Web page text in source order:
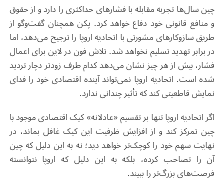
چین سال‌ها تجربه مقابله با فشارهای حداکثری را دارد و از حقوق
و منافع قانونی خود دفاع خواهد کرد. پکن همچنان گفت‌وگو از
طریق سازوکارهای مشورتی با اتحادیه اروپا را ترجیح می‌دهد، اما
در برابر تهدید تسلیم نخواهد شد. تلاش فون در لاین برای اعمال
فشار، بیش از هر چیز نشان می‌دهد کدام طرف زودتر دچار تردید
شده است. اتحادیه اروپا نمی‌تواند آینده اقتصادی خود را فدای
نمایش قاطعیتی کند که تأثیر چندانی ندارد.
اگر اتحادیه اروپا تنها بر تقسیم «عادلانه» کیک اقتصادی موجود با
چین تمرکز کند و از افزایش ظرفیت این کیک غافل بماند، در
نهایت سهم خود را کوچک‌تر خواهد دید؛ نه به این دلیل که چین
آن را تصاحب کرده، بلکه به این دلیل که اروپا نتوانسته
فرصت‌های بزرگ‌تر را ببیند.